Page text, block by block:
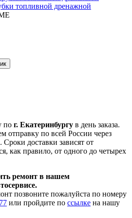
топливной дренажной
по г. Екатеринбургу в день заказа.
отправку по всей России через
доставки зависят от
как правило, от одного до четырех
ремонт в нашем
позвоните пожалуйста по номеру
или пройдите по ссылке на нашу